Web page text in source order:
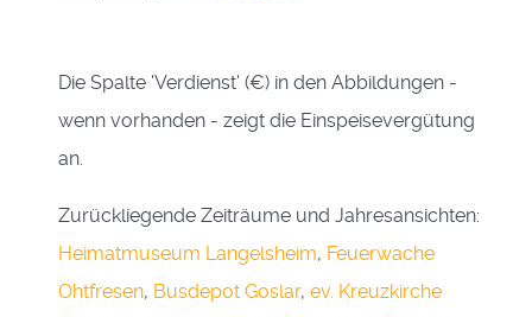
Die Spalte 'Verdienst' (€) in den Abbildungen -
wenn vorhanden - zeigt die Einspeisevergütung
an.
Zurückliegende Zeiträume und Jahresansichten:
Heimatmuseum Langelsheim, Feuerwache
Ohtfresen, Busdepot Goslar, ev. Kreuzkirche